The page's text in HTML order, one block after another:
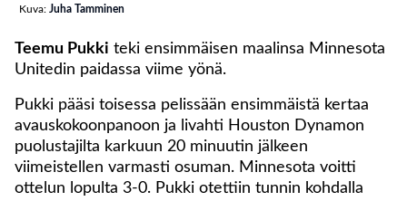
Kuva: Juha Tamminen
Teemu Pukki teki ensimmäisen maalinsa Minnesota
Unitedin paidassa viime yönä.
Pukki pääsi toisessa pelissään ensimmäistä kertaa
avauskokoonpanoon ja livahti Houston Dynamon
puolustajilta karkuun 20 minuutin jälkeen
viimeistellen varmasti osuman. Minnesota voitti
ottelun lopulta 3-0. Pukki otettiin tunnin kohdalla